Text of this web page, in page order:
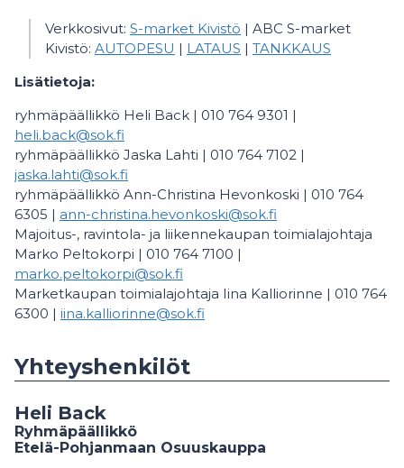
Verkkosivut: S-market Kivistö | ABC S-market
Kivistö: AUTOPESU | LATAUS | TANKKAUS
Lisätietoja:
ryhmäpäällikkö Heli Back | 010 764 9301 |
heli.back@sok.fi
ryhmäpäällikkö Jaska Lahti | 010 764 7102 |
jaska.lahti@sok.fi
ryhmäpäällikkö Ann-Christina Hevonkoski | 010 764
6305 | ann-christina.hevonkoski@sok.fi
Majoitus-, ravintola- ja liikennekaupan toimialajohtaja
Marko Peltokorpi | 010 764 7100 |
marko.peltokorpi@sok.fi
Marketkaupan toimialajohtaja Iina Kalliorinne | 010 764
6300 | iina.kalliorinne@sok.fi
Yhteyshenkilöt
Heli Back
Ryhmäpäällikkö
Etelä-Pohjanmaan Osuuskauppa